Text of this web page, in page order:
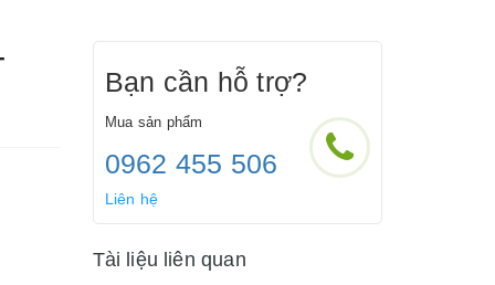
Bạn cần hỗ trợ?
Mua sản phẩm
0962 455 506
Liên hệ
Tài liệu liên quan